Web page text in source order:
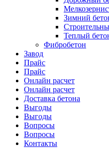
Зимний
Теплый
Фибробетон
Завод
Прайс
Прайс
Онлайн расчет
Онлайн расчет
Доставка бетона
Выгоды
Выгоды
Вопросы
Вопросы
Контакты